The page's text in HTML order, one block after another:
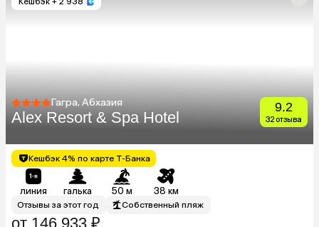
Гагра, Абхазия
Alex Resort & Spa Hotel
9.2
32 отзыва
Кешбэк 4% по карте Т-Банка
линия галька 50 м 38 км
Отзывы за этот год Собственный пляж
от 146 933 ₽